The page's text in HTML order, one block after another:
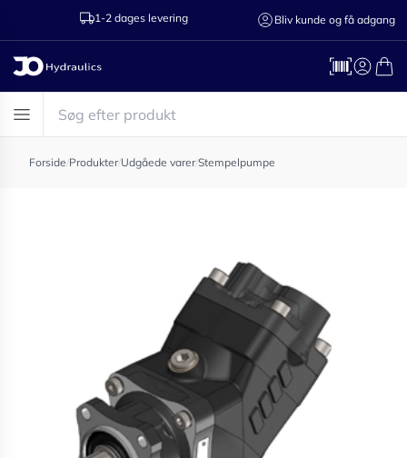
1-2 dages levering Ring til os
Bliv kunde og få adgang
Forside/Produkter/Udgåede varer/Stempelpumpe